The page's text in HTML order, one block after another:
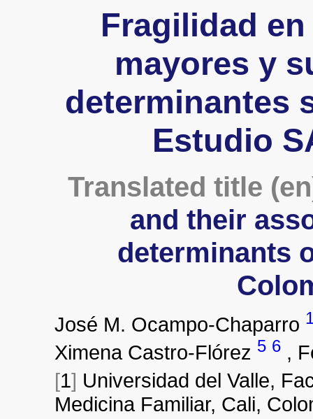
Fragilidad
mayores y
determinantes
Estudio
Translated title
and their
determinants
José M. Ocampo-Chaparro
Ximena Castro-Flórez 5 6 ,
[1] Universidad del Valle,
Medicina Familiar, Cali,